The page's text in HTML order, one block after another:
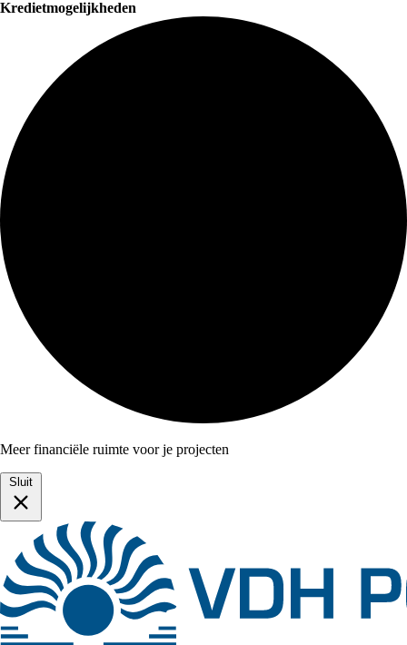
Kredietmogelijkheden
Meer financiële ruimte voor je projecten
Sluit